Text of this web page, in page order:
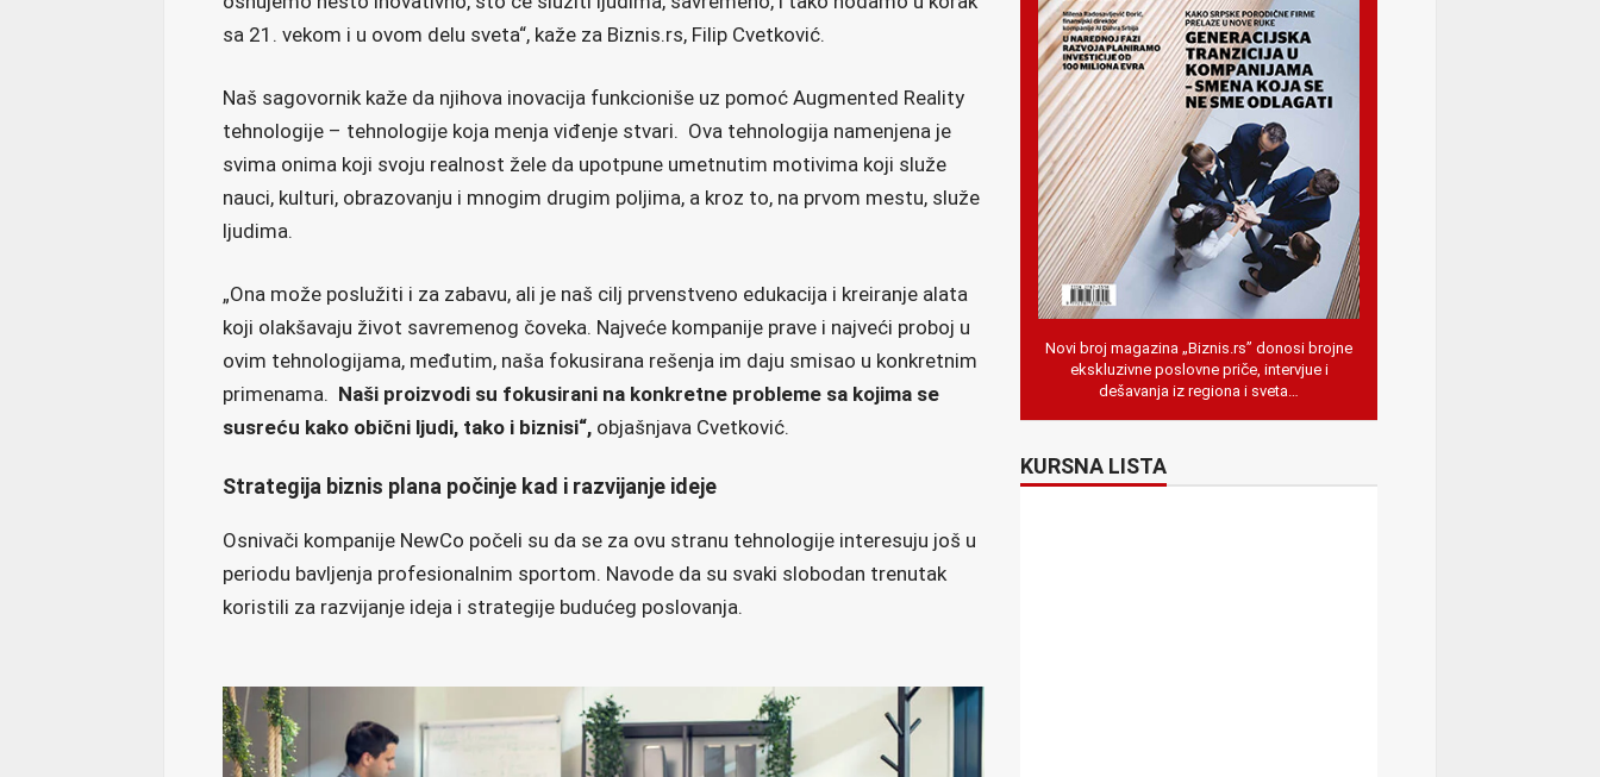
sa 21. vekom i u ovom delu sveta“, kaže za Biznis.rs, Filip Cvetković.
Naš sagovornik kaže da njihova inovacija funkcioniše uz pomoć Augmented Reality
tehnologije – tehnologije koja menja viđenje stvari. Ova tehnologija namenjena je
svima onima koji svoju realnost žele da upotpune umetnutim motivima koji služe
nauci, kulturi, obrazovanju i mnogim drugim poljima, a kroz to, na prvom mestu, služe
ljudima.
„Ona može poslužiti i za zabavu, ali je naš cilj prvenstveno edukacija i kreiranje alata
koji olakšavaju život savremenog čoveka. Najveće kompanije prave i najveći proboj u
ovim tehnologijama, međutim, naša fokusirana rešenja im daju smisao u konkretnim
primenama. Naši proizvodi su fokusirani na konkretne probleme sa kojima se
susreću kako obični ljudi, tako i biznisi“, objašnjava Cvetković.
Strategija biznis plana počinje kad i razvijanje ideje
Osnivači kompanije NewCo počeli su da se za ovu stranu tehnologije interesuju još u
periodu bavljenja profesionalnim sportom. Navode da su svaki slobodan trenutak
koristili za razvijanje ideja i strategije budućeg poslovanja.
Novi broj magazina „Biznis.rs” donosi brojne
ekskluzivne poslovne priče, intervjue i
dešavanja iz regiona i sveta…
KURSNA LISTA